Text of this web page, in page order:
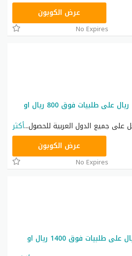
عرض الكوبون
No Expires
كوبون خصم شي ان 150 ريال على طلبيات فوق 800 ريال او
جميع الدول العربية للحصول...أكثر
عرض الكوبون
No Expires
كود خصم شي ان 300 ريال على طلبيات فوق 1400 ريال او